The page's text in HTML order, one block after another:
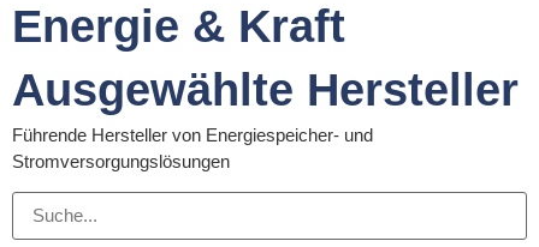
Energie & Kraft
Ausgewählte Hersteller
Führende Hersteller von Energiespeicher- und
Stromversorgungslösungen